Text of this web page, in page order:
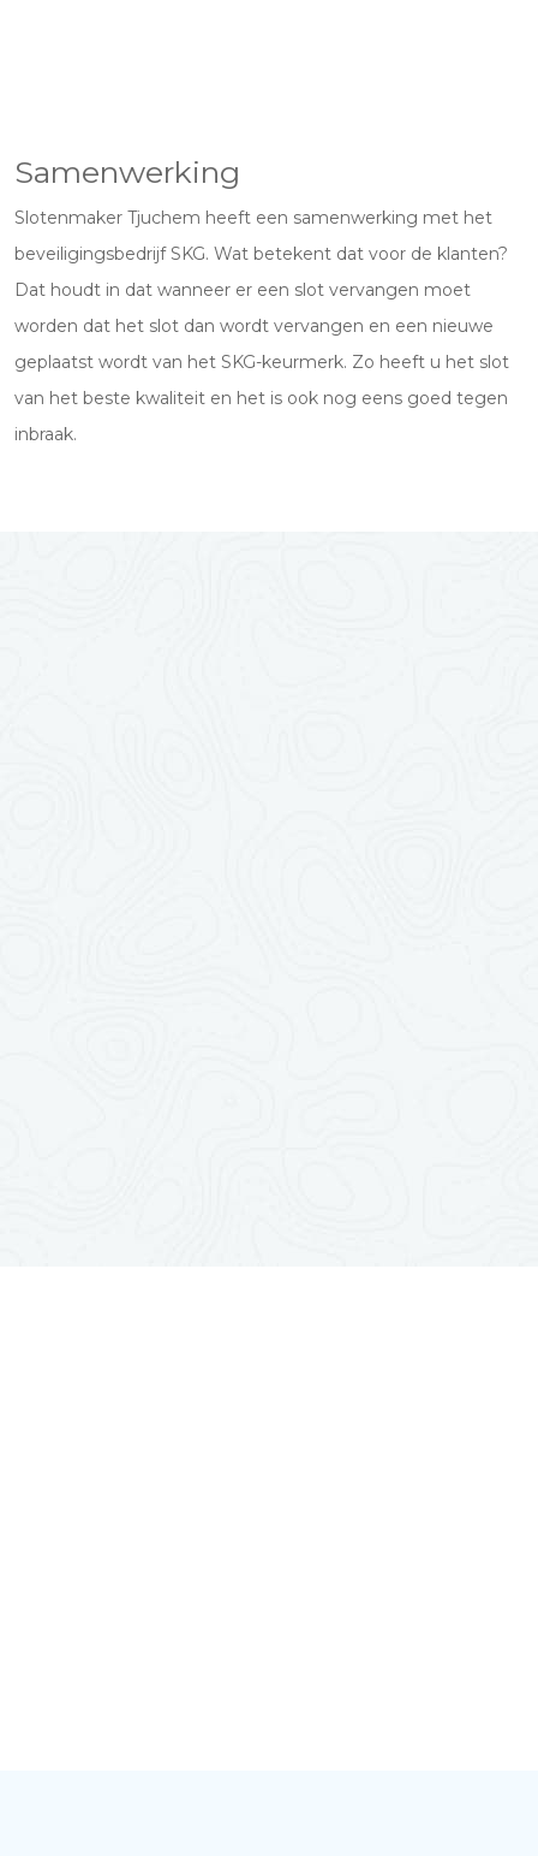
Samenwerking
Slotenmaker Tjuchem heeft een samenwerking met het
beveiligingsbedrijf SKG. Wat betekent dat voor de klanten?
Dat houdt in dat wanneer er een slot vervangen moet
worden dat het slot dan wordt vervangen en een nieuwe
geplaatst wordt van het SKG-keurmerk. Zo heeft u het slot
van het beste kwaliteit en het is ook nog eens goed tegen
inbraak.